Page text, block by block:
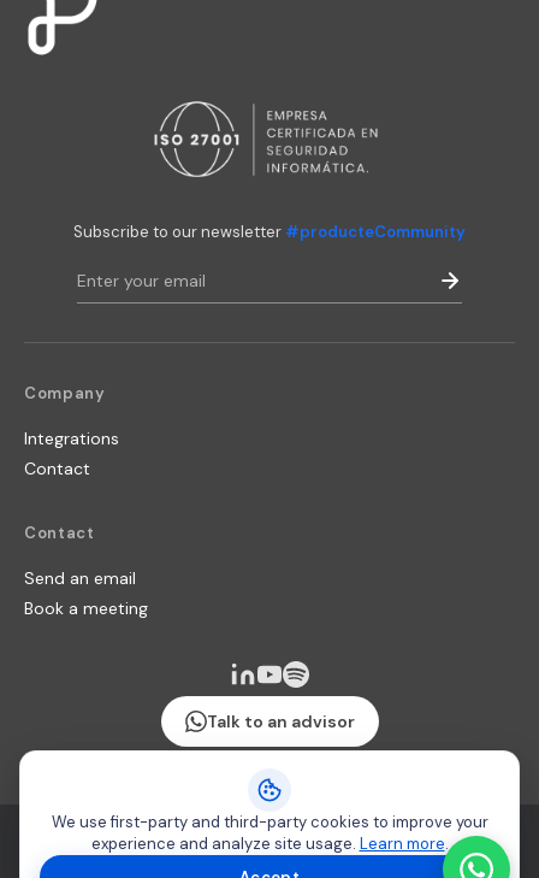
Subscribe to our newsletter #producteCommunity
Company
Integrations
Contact
Contact
Send an email
Book a meeting
Talk to an advisor
Terms & Conditions Security policy
Cookie usage
Copyright 2026 © Producteca
We use first-party and third-party cookies to improve your
experience and analyze site usage. Learn more.